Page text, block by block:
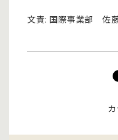
文責: 国際事業部 佐